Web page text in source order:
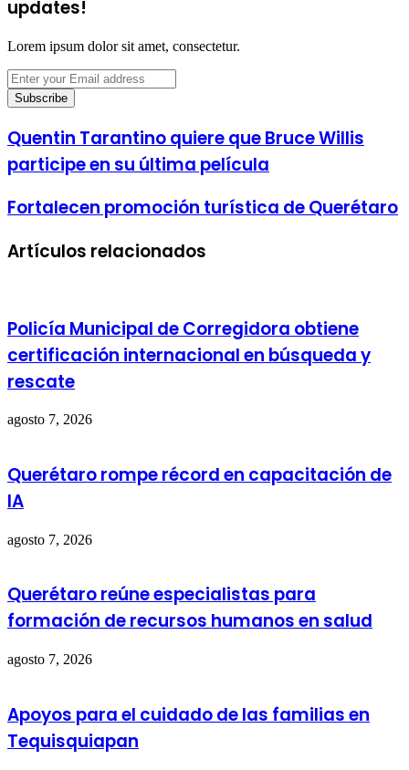
updates!
Lorem ipsum dolor sit amet, consectetur.
Enter
your
Email
Quentin Tarantino quiere que Bruce Willis
participe en su última película
Fortalecen promoción turística de Querétaro
Artículos relacionados
Policía Municipal de Corregidora obtiene
certificación internacional en búsqueda y
rescate
agosto 7, 2026
Querétaro rompe récord en capacitación de
IA
agosto 7, 2026
Querétaro reúne especialistas para
formación de recursos humanos en salud
agosto 7, 2026
Apoyos para el cuidado de las familias en
Tequisquiapan